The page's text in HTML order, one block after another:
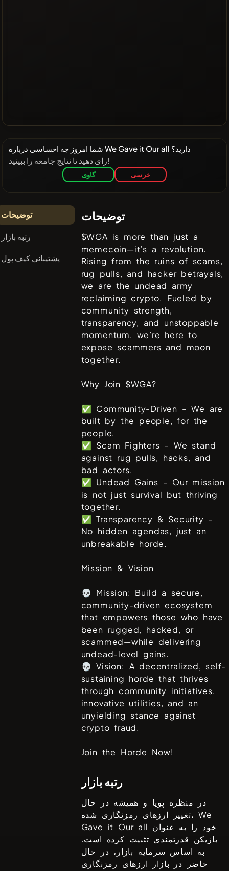
شما امروز چه احساسی درباره We Gave it Our all دارید؟
رای دهید تا نتایج جامعه را ببینید!
گاوی خرسی
توضیحات
رتبه بازار
پشتیبانی کیف پول
توضیحات
$WGA is more than just a
memecoin—it’s a revolution.
Rising from the ruins of scams,
rug pulls, and hacker betrayals,
we are the undead army
reclaiming crypto. Fueled by
community strength,
transparency, and unstoppable
momentum, we’re here to
expose scammers and moon
together.
Why Join $WGA?
✅ Community-Driven – We are
built by the people, for the
people.
✅ Scam Fighters – We stand
against rug pulls, hacks, and
bad actors.
✅ Undead Gains – Our mission
is not just survival but thriving
together.
✅ Transparency & Security –
No hidden agendas, just an
unbreakable horde.
Mission & Vision
💀 Mission: Build a secure,
community-driven ecosystem
that empowers those who have
been rugged, hacked, or
scammed—while delivering
undead-level gains.
💀 Vision: A decentralized, self-
sustaining horde that thrives
through community initiatives,
innovative utilities, and an
unyielding stance against
crypto fraud.
Join the Horde Now!
رتبه بازار
در منظره پویا و همیشه در حال
تغییر ارزهای رمزنگاری شده،We
Gave it Our all
بازیکن قدرتمندی تثبیت کرده است.
به اساس سرمایه بازار، در حال
حاضر در بازار ارزهای رمزنگاری